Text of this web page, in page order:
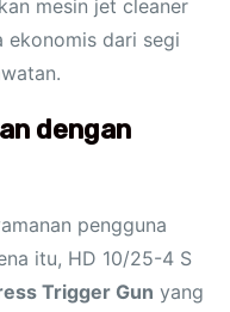
mesin jet cleaner
ekonomis dari segi
dengan
pengguna
itu, HD 10/25-4 S
Trigger Gun yang